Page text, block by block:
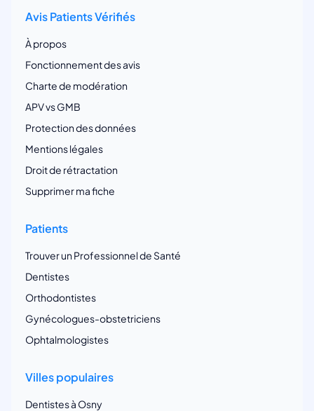
Avis Patients Vérifiés
À propos
Fonctionnement des avis
Charte de modération
APV vs GMB
Protection des données
Mentions légales
Droit de rétractation
Supprimer ma fiche
Patients
Trouver un Professionnel de Santé
Dentistes
Orthodontistes
Gynécologues-obstetriciens
Ophtalmologistes
Villes populaires
Dentistes à Osny